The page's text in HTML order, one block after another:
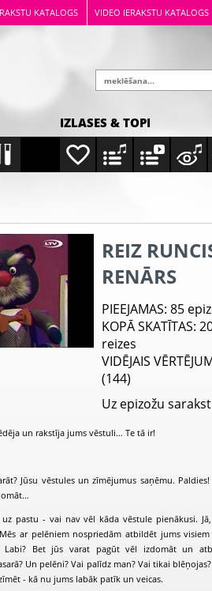
KATALOGS VIDEO IERAKSTU KATALOGS
IZLASES & TOPI
REIZ
RENĀRS
PIEEJAMAS: 85
KOPĀ SKATĪTAS:
reizes
VIDĒJAIS
(144)
Uz epizožu
un rakstīja jums vēstuli… Te tā ir!
Jūsu vēstules un zīmējumus saņēmu.
pastu - vai nav vēl kāda vēstule pienākusi.
ar pelēniem nospriedām atbildēt jums
Labi? Bet jūs varat pagūt vēl izdomāt un
Un pelēni? Vai palīdz man? Vai tikai
- kā nu jums labāk patīk un veicas.